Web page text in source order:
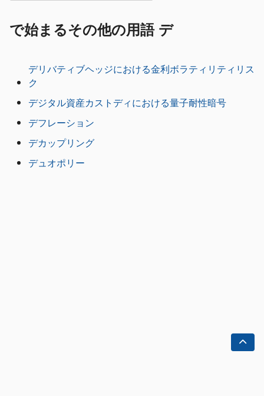
で始まるその他の用語 デ
デリバティブヘッジにおける金利ボラティリティリス
ク
デジタル資産カストディにおける量子耐性暗号
デフレーション
デカップリング
デュオポリー